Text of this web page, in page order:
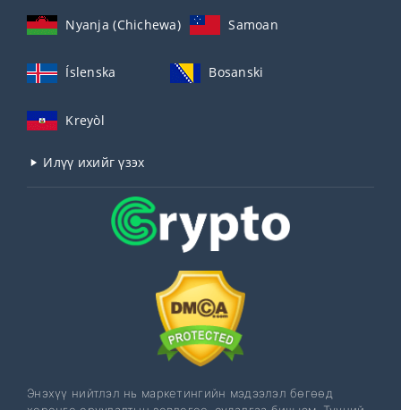
Nyanja (Chichewa) Samoan
Íslenska Bosanski
Kreyòl
Илүү ихийг үзэх
Энэхүү нийтлэл нь маркетингийн мэдээлэл бөгөөд